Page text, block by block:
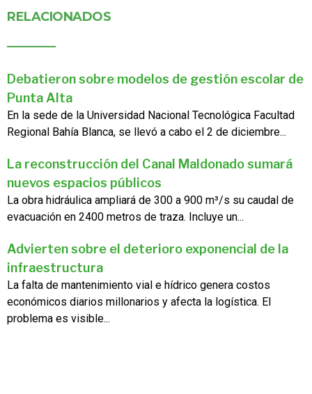
RELACIONADOS
Debatieron sobre modelos de gestión escolar de
Punta Alta
En la sede de la Universidad Nacional Tecnológica Facultad
Regional Bahía Blanca, se llevó a cabo el 2 de diciembre...
La reconstrucción del Canal Maldonado sumará
nuevos espacios públicos
La obra hidráulica ampliará de 300 a 900 m³/s su caudal de
evacuación en 2400 metros de traza. Incluye un...
Advierten sobre el deterioro exponencial de la
infraestructura
La falta de mantenimiento vial e hídrico genera costos
económicos diarios millonarios y afecta la logística. El
problema es visible...